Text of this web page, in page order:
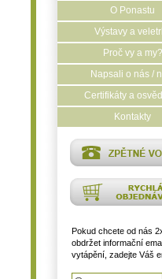
O Ponastu
Výstavy a
Proč vy a my?
Napsali o nás /
Certifikáty a
Kontakty
Pokud chcete od nás
obdržet informační
vytápění, zadejte Váš